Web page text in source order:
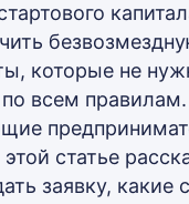
которые не
всем правилам.
этой статье
заявку,